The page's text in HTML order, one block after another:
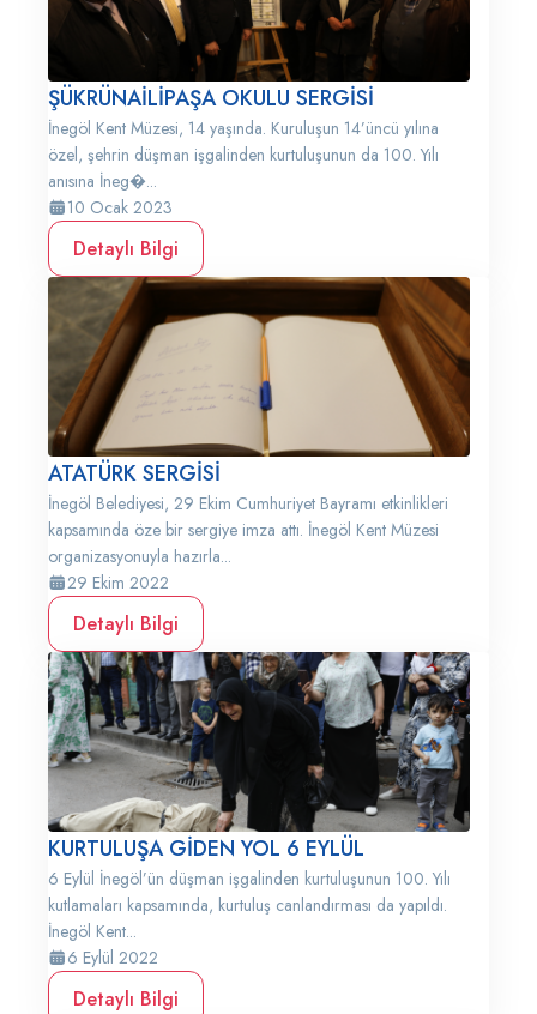
ŞÜKRÜNAİLİPAŞA OKULU SERGİSİ
İnegöl Kent Müzesi, 14 yaşında. Kuruluşun 14’üncü yılına
özel, şehrin düşman işgalinden kurtuluşunun da 100. Yılı
anısına İneg�...
10 Ocak 2023
Detaylı Bilgi
ATATÜRK SERGİSİ
İnegöl Belediyesi, 29 Ekim Cumhuriyet Bayramı etkinlikleri
kapsamında öze bir sergiye imza attı. İnegöl Kent Müzesi
organizasyonuyla hazırla...
29 Ekim 2022
Detaylı Bilgi
KURTULUŞA GİDEN YOL 6 EYLÜL
6 Eylül İnegöl’ün düşman işgalinden kurtuluşunun 100. Yılı
kutlamaları kapsamında, kurtuluş canlandırması da yapıldı.
İnegöl Kent...
6 Eylül 2022
Detaylı Bilgi